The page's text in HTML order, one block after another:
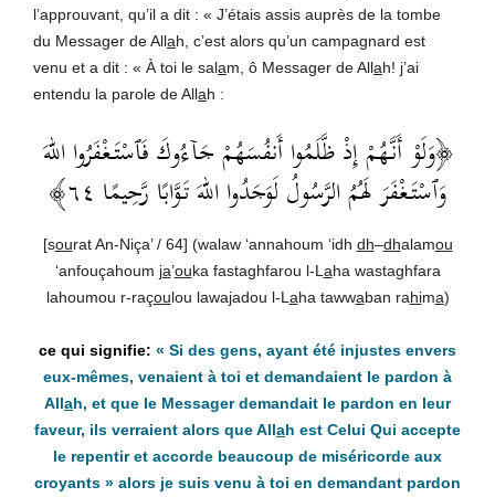
l’approuvant, qu’il a dit : « J’étais assis auprès de la tombe
du Messager de Allah, c’est alors qu’un campagnard est
venu et a dit : « À toi le salam, ô Messager de Allah! j’ai
entendu la parole de Allah :
﴿وَلَوْ أَنَّهُمْ إِذْ ظَّلَمُوا أَنفُسَهُمْ جَآءُوكَ فَٱسْتَغْفَرُوا اللهَ
وَٱسْتَغْفَرَ لَهُمُ الرَّسُولُ لَوَجَدُوا اللهَ تَوَّابًا رَّحِيمًا ٦٤﴾
[sourat An-Niça’ / 64] (walaw ‘annahoum ‘idh dh–dhalamou
‘anfouçahoum ja’ouka fastaghfarou l-L aha wastaghfara
lahoumou r-raçoulou lawajadou l-L aha tawwaban rahima)
« Si des gens, ayant été injustes envers
eux-mêmes, venaient à toi et demandaient le pardon à
Allah, et que le Messager demandait le pardon en leur
faveur, ils verraient alors que Allah est Celui Qui accepte
le repentir et accorde beaucoup de miséricorde aux
croyants » alors je suis venu à toi en demandant pardon